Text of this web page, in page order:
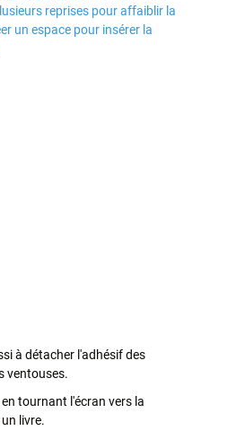
reprises pour affaiblir la
un espace pour insérer la
à détacher l'adhésif des
ventouses.
tournant l'écran vers la
livre.